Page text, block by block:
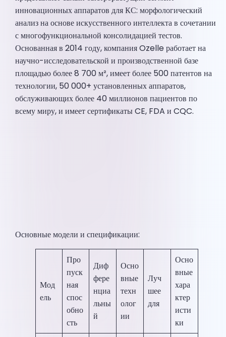
инновационных аппаратов для КС: морфологический
анализ на основе искусственного интеллекта в сочетании
с многофункциональной консолидацией тестов.
Основанная в 2014 году, компания Ozelle работает на
научно-исследовательской и производственной базе
площадью более 8 700 м², имеет более 500 патентов на
технологии, 50 000+ установленных аппаратов,
обслуживающих более 40 миллионов пациентов по
всему миру, и имеет сертификаты CE, FDA и CQC.
Основные модели и спецификации:
Мод
ель
Про
пуск
ная
спос
обно
сть
Диф
фере
нциа
льны
й
Осно
вные
техн
олог
ии
Луч
шее
для
Осно
вные
хара
ктер
исти
ки